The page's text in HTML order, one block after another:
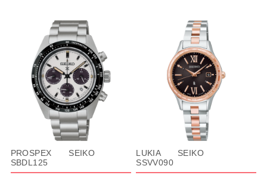
PROSPEX SEIKO
SBDL125
LUKIA SEIKO
SSVV090